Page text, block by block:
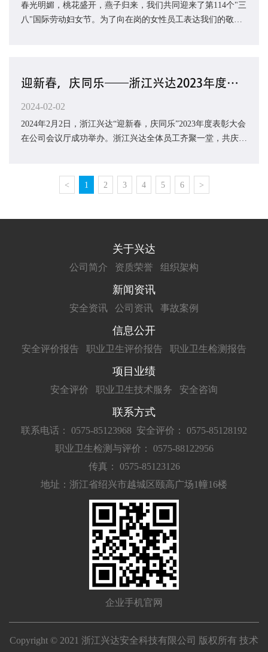
春光明媚，桃花盛开，燕子归来，我们共同迎来了第114个"三
八"国际劳动妇女节。为了向在岗的女性员工表达我们的敬
迎新春，庆同乐——浙江兴达2023年度年终总结大会暨新春晚会圆满举行
2024-02-02
2024年2月2日，浙江兴达“迎新春，庆同乐”2023年度表彰大会
在公司会议厅成功举办。浙江兴达全体员工齐聚一堂，共庆盛
< 1 2 3 4 5 6 >
关于兴达
公司简介 资质荣誉 组织架构
新闻资讯
安全资讯 公司资讯 事故案例
信息公开
安全评价报告 职业卫生评价报告 职业卫生检测报告
项目业绩
安全评价 职业卫生技术服务 安全咨询
联系方式
联系电话： 0575-85123968 安全评价： 0575-85128192
职业卫生检测与评价： 0575-88122956
传真： 0575-85123126
地址：浙江省绍兴市越城区颐高广场1幢16楼
企业手机官网
Copyright © 2021 浙江兴达安全科技有限公司 版权所有 技术